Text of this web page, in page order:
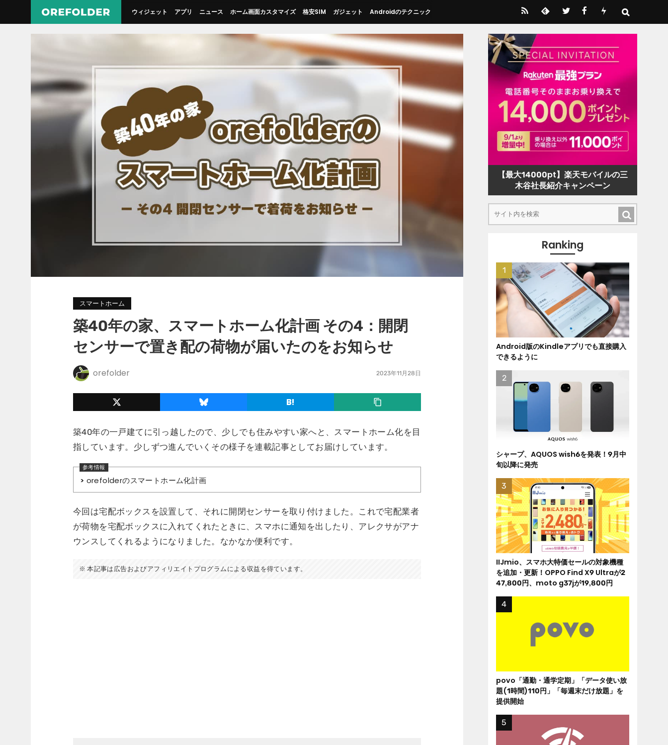
ウィジェット アプリ ニュース ホーム画面カスタマイズ 格安SIM ガジェット Androidのテクニック
スマートホーム
築40年の家、スマートホーム化計画 その4：開閉
センサーで置き配の荷物が届いたのをお知らせ
orefolder 2023年11月28日
築40年の一戸建てに引っ越したので、少しでも住みやすい家へと、スマートホーム化を目
指しています。少しずつ進んでいくその様子を連載記事としてお届けしています。
orefolderのスマートホーム化計画
今回は宅配ボックスを設置して、それに開閉センサーを取り付けました。これで宅配業者
が荷物を宅配ボックスに入れてくれたときに、スマホに通知を出したり、アレクサがアナ
ウンスしてくれるようになりました。なかなか便利です。
本記事は広告およびアフィリエイトプログラムによる収益を得ています。
【最大14000pt】楽天モバイルの三
木谷社長紹介キャンペーン
Ranking
Android版のKindleアプリでも直接購入
できるように
シャープ、AQUOS wish6を発表！9月中
旬以降に発売
IIJmio、スマホ大特価セールの対象機種
を追加・更新！OPPO Find X9 Ultraが2
47,800円、moto g37jが19,800円
povo「通勤・通学定期」「データ使い放
題(1時間)110円」「毎週末だけ放題」を
提供開始